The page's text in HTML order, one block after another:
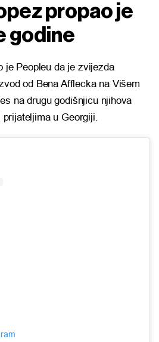
propao je
godine
je Peopleu da je zvijezda
od Bena Afflecka na Višem
na drugu godišnjicu njihova
u Georgiji.